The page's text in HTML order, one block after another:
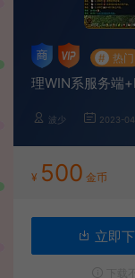
# 热门
理WIN系服务端
波少 2023-
¥ 500 金币
立即